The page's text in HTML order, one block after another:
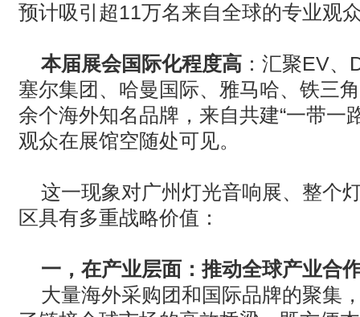
预计吸引超11万名来自全球的专业观
本届展会国际化程度高 ：汇聚EV、
塞尔集团、哈曼国际、雅马哈、铁三
余个海外知名品牌，来自共建“一带一
观众在展馆空随处可见。
这一现象对广州灯光音响展、整个
区具有多重战略价值：
一，在产业层面：推动全球产业合
大量海外采购团和国际品牌的聚集